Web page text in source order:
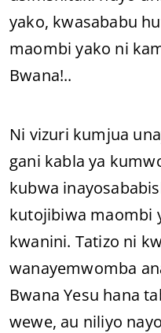
yako, kwasababu
maombi yako ni
Bwana!..
Ni vizuri kumjua
gani kabla ya
kubwa
kutojibiwa maombi
kwanini. Tatizo ni
wanayemwomba
Bwana Yesu hana
wewe, au niliyo